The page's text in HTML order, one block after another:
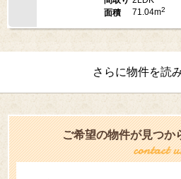
所在階
5F
間取り 2LDK
さらに物件を読
ご希望の物件が見つ